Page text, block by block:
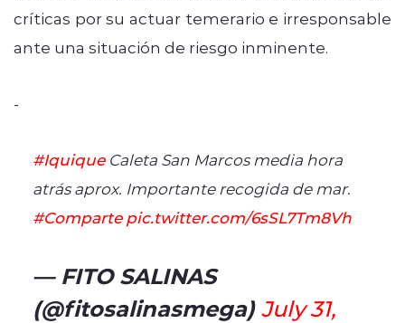
críticas por su actuar temerario e irresponsable
ante una situación de riesgo inminente.
-
#IquiqueCaleta San Marcos media hora
atrás aprox. Importante recogida de mar.
#Comparte pic.twitter.com/6sSL7Tm8Vh
— FITO SALINAS
(@fitosalinasmega)July 31,